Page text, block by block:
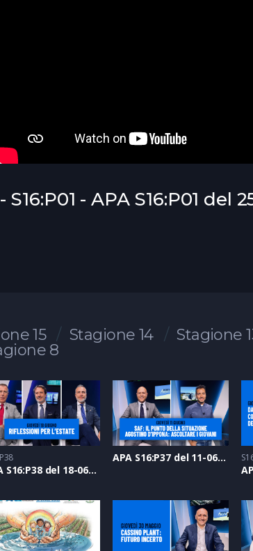
- APA S16:P01 del
15 Stagione 14 Stagione
8
APA S16:P38 del 18-06-2026
APA S16:P37 del 11-06-2026